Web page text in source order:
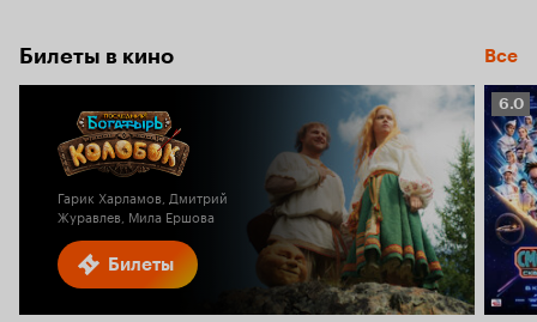
Билеты в кино Все
Билеты
Гарик Харламов, Дмитрий
Журавлев, Мила Ершова
6.0
6.0